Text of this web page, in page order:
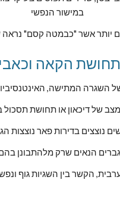
במישור הנפשי
יותר אשר "כבמטה קסם" נראה
המתישה, האינטנסיביות
של דיכאון או תחושת
נוצצים בדירות פאר נוצצות
הנאים שרק מלהתבונן
הקשר בין השגיות גוף ונפש